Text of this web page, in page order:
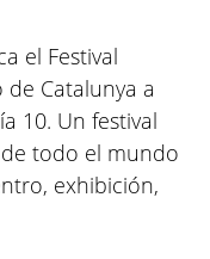
el Festival
Catalunya a
10. Un festival
todo el mundo
exhibición,